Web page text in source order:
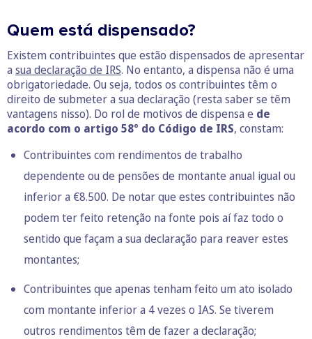
Quem está dispensado?
Existem contribuintes que estão dispensados de apresentar
a sua declaração de IRS. No entanto, a dispensa não é uma
obrigatoriedade. Ou seja, todos os contribuintes têm o
direito de submeter a sua declaração (resta saber se têm
vantagens nisso). Do rol de motivos de dispensa e de
acordo com o artigo 58º do Código de IRS, constam:
Contribuintes com rendimentos de trabalho
dependente ou de pensões de montante anual igual ou
inferior a €8.500. De notar que estes contribuintes não
podem ter feito retenção na fonte pois aí faz todo o
sentido que façam a sua declaração para reaver estes
montantes;
Contribuintes que apenas tenham feito um ato isolado
com montante inferior a 4 vezes o IAS. Se tiverem
outros rendimentos têm de fazer a declaração;